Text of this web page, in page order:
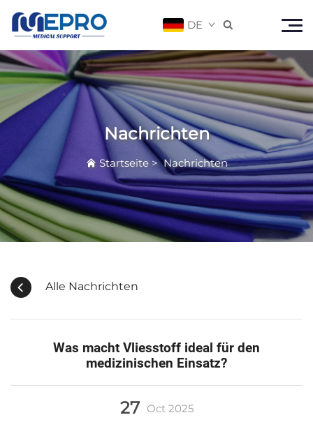
DE 
Nachrichten
Startseite>Nachrichten
Alle Nachrichten
Was macht Vliesstoff ideal für den
medizinischen Einsatz?
27 Oct 2025